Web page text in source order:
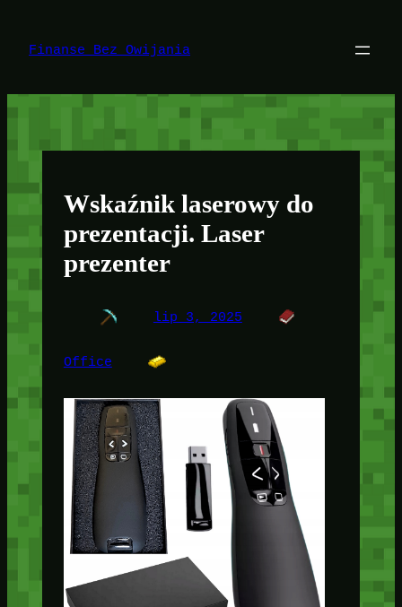
treści
Finanse Bez Owijania
Wskaźnik laserowy do
prezentacji. Laser
prezenter
lip 3, 2025
Office